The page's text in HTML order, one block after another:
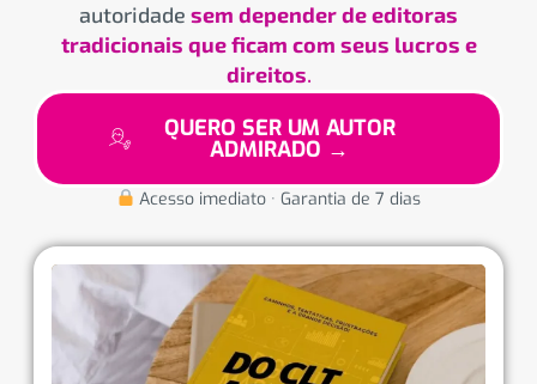
autoridade sem depender de editoras
tradicionais que ficam com seus lucros e
direitos.
QUERO SER UM AUTOR
ADMIRADO →
Acesso imediato · Garantia de 7 dias